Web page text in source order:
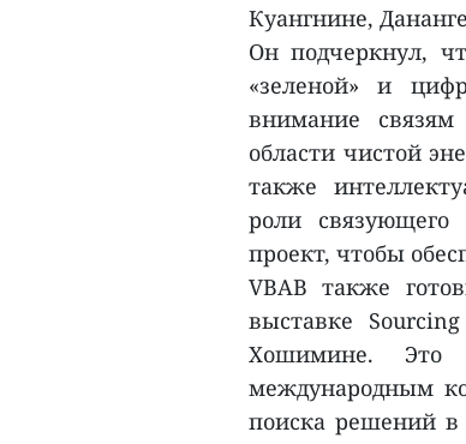
Куангнине,
Он подчеркнул,
«зеленой» и
внимание
области чистой
также
роли связующего
проект, чтобы
VBAB также
выставке
Хошимине. Это
международным
поиска решений в